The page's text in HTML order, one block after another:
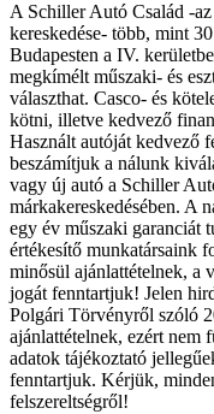
A Schiller Autó Család -
kereskedése- több, mint
Budapesten a IV.
megkímélt műszaki- és
választhat. Casco- és
kötni, illetve kedvező
Használt autóját kedvező
beszámítjuk a nálunk
vagy új autó a Schiller
márkakereskedésében. A
egy év műszaki garanciát
értékesítő munkatársaink
minősül ajánlattételnek, a
jogát fenntartjuk! Jelen
Polgári Törvényről szóló
ajánlattételnek, ezért nem
adatok tájékoztató
fenntartjuk. Kérjük,
felszereltségről!